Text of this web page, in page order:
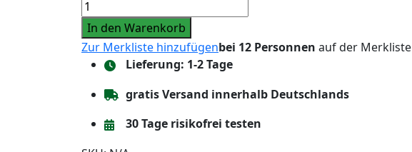
In den Warenkorb
Zur Merkliste hinzufügenbei 12 Personnen auf der Merkliste
Lieferung: 1-2 Tage
gratis Versand innerhalb Deutschlands
30 Tage risikofrei testen